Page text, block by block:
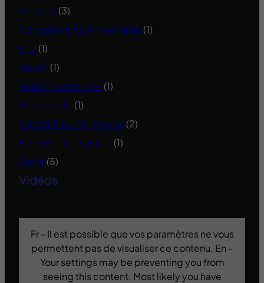
Animaux (3)
Compléments Alimentaires (1)
foie (1)
Health (1)
Huiles Essentielles (1)
Infos du site (1)
Méditation – Spiritualité (2)
Minimiser la pollution (1)
Santé (5)
Vidéos
Fr - Il est possible que vos paramètres ne vous
permettent pas de visualiser ce contenu. En -
Your settings may be preventing you from
seeing this content. Most likely you have